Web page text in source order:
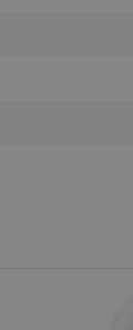
потребителско